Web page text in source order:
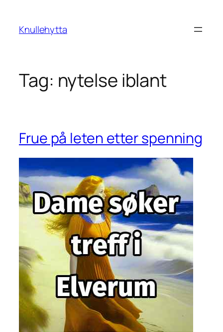
content
Knullehytta
Tag: nytelse iblant
Frue på leten etter spenning